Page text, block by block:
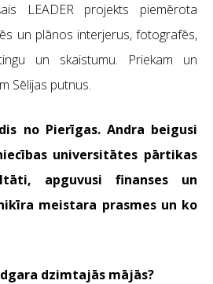
LEADER projekts piemērota
un plānos interjerus, fotografēs,
un skaistumu. Priekam un
Sēlijas putnus.
no Pierīgas. Andra beigusi
universitātes pārtikas
apguvusi finanses un
meistara prasmes un ko
dzimtajās mājās?